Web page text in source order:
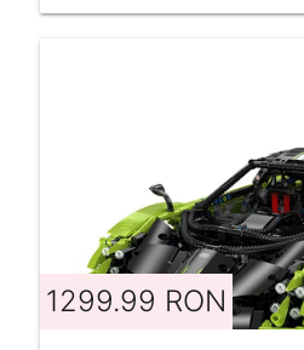
1299.99 RON